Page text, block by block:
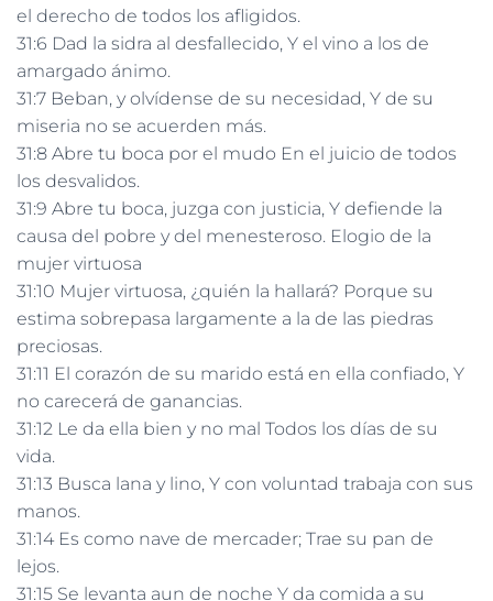
el derecho de todos los afligidos.
31:6 Dad la sidra al desfallecido, Y el vino a los de
amargado ánimo.
31:7 Beban, y olvídense de su necesidad, Y de su
miseria no se acuerden más.
31:8 Abre tu boca por el mudo En el juicio de todos
los desvalidos.
31:9 Abre tu boca, juzga con justicia, Y defiende la
causa del pobre y del menesteroso. Elogio de la
mujer virtuosa
31:10 Mujer virtuosa, ¿quién la hallará? Porque su
estima sobrepasa largamente a la de las piedras
preciosas.
31:11 El corazón de su marido está en ella confiado, Y
no carecerá de ganancias.
31:12 Le da ella bien y no mal Todos los días de su
vida.
31:13 Busca lana y lino, Y con voluntad trabaja con sus
manos.
31:14 Es como nave de mercader; Trae su pan de
lejos.
31:15 Se levanta aun de noche Y da comida a su